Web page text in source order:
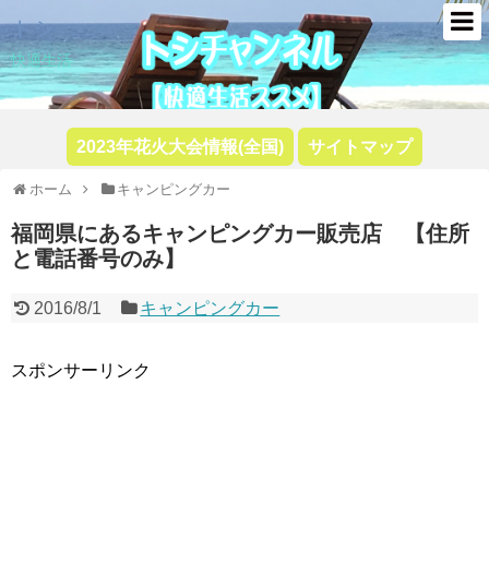
トシ
快適生活
2023年花火大会情報(全国) サイトマップ
ホーム キャンピングカー
福岡県にあるキャンピングカー販売店 【住所
と電話番号のみ】
2016/8/1 キャンピングカー
スポンサーリンク